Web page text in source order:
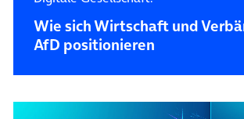
Wie sich Wirtschaft und
AfD positionieren